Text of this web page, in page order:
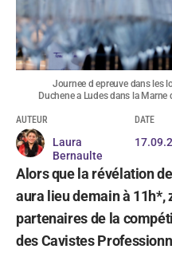
Journee d epreuve dans les
Duchene a Ludes dans la
AUTEUR
Laura
Bernaulte
DATE
Alors que la révélation
aura lieu demain à 11h*,
partenaires de la
des Cavistes